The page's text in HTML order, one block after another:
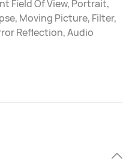
Field Of View, Portrait,
Moving Picture, Filter,
Reflection, Audio